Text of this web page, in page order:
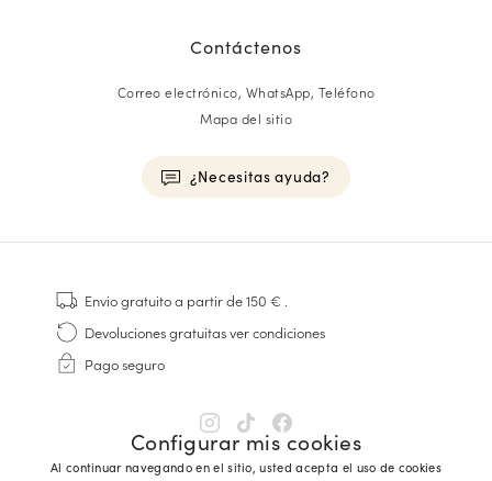
Configurar mis cookies
Al continuar navegando en el sitio, usted acepta el uso de cookies
Contáctenos
Correo electrónico, WhatsApp, Teléfono
Mapa del sitio
¿Necesitas ayuda?
Zapatillas
Cosido Goodyear
Derbies y Richelieu
Zapatos Richelieu Hombre
Maletines Business
Envio gratuitoa partir de 150 € .
Devoluciones gratuitasver condiciones
Pago seguro